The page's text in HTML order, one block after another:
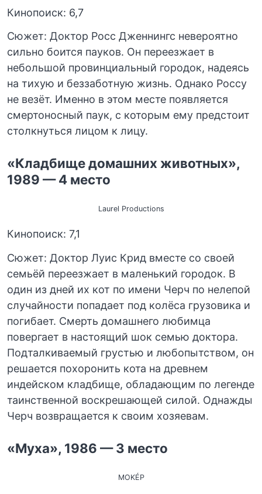
Кинопоиск: 6,7
Сюжет: Доктор Росс Дженнингс невероятно
сильно боится пауков. Он переезжает в
небольшой провинциальный городок, надеясь
на тихую и беззаботную жизнь. Однако Россу
не везёт. Именно в этом месте появляется
смертоносный паук, с которым ему предстоит
столкнуться лицом к лицу.
«Кладбище домашних животных»,
1989 — 4 место
Laurel Productions
Кинопоиск: 7,1
Сюжет: Доктор Луис Крид вместе со своей
семьёй переезжает в маленький городок. В
один из дней их кот по имени Черч по нелепой
случайности попадает под колёса грузовика и
погибает. Смерть домашнего любимца
повергает в настоящий шок семью доктора.
Подталкиваемый грустью и любопытством, он
решается похоронить кота на древнем
индейском кладбище, обладающим по легенде
таинственной воскрешающей силой. Однажды
Черч возвращается к своим хозяевам.
«Муха», 1986 — 3 место
MOKÉP